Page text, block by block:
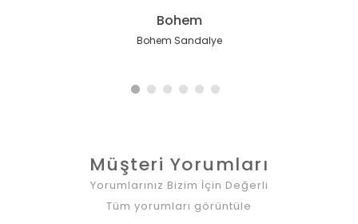
Bohem
Bohem Sandalye
Cheri Masif
Cheri Minimal i̇skandinav Ahşap Sandalye
Coco Maison
Coco Maison Sandalye
Touch İskandinav
Touch İskandinav Meşe İskelet Krem
Hazeran İskandinav
Hazeran İskandinav Meşe İskelet Sandalye
Cheri Masif
Cheri i̇skandinav Sırt Minderli Ahşap
Müşteri Yorumları
Yorumlarınız Bizim İçin Değerli
Tüm yorumları görüntüle